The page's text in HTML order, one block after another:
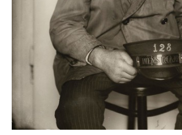
F. C. Gundlach, Die Cheops Pyramide, Karin
Mossberg und Micky Zenati für Radium Op-Art